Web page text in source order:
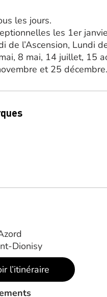
les jours.
les 1er
de l’Ascension, Lundi
8 mai, 14 juillet, 15
et 25 décembre.
Dionisy
l’itinéraire